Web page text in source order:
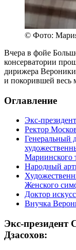
© Фото:
Вчера в фойе
консерватории
дирижера
и покорившей весь
Оглавление
Экс-
Ректор
Генеральный
Мариинского
Народный
Женского
Доктор
Внучка
Экс-президент
Дзасохов: